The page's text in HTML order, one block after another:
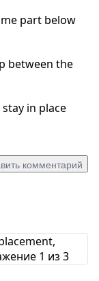
part below
between the
in place
комментарий